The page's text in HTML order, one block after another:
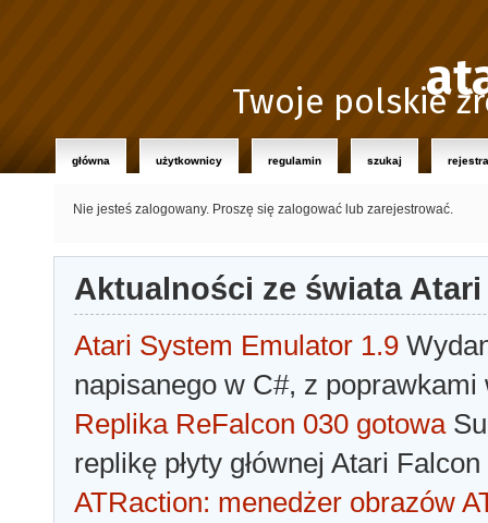
Twoje polskie
główna użytkownicy regulamin szukaj
Nie jesteś zalogowany. Proszę się zalogować lub zarejestrować.
Aktualności ze świata Atari
Atari System Emulator 1.9
napisanego w C#, z poprawkami
Replika ReFalcon 030 gotowa
replikę płyty głównej Atari
ATRaction: menedżer obrazów